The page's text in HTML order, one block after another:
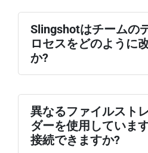
Slingshotはチームの
ロセスをどのように
か?
異なるファイルスト
ダーを使用していま
接続できますか?